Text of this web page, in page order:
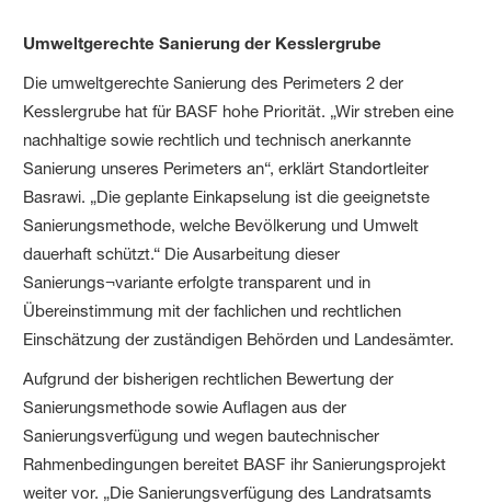
Umweltgerechte Sanierung der Kesslergrube
Die umweltgerechte Sanierung des Perimeters 2 der
Kesslergrube hat für BASF hohe Priorität. „Wir streben eine
nachhaltige sowie rechtlich und technisch anerkannte
Sanierung unseres Perimeters an“, erklärt Standortleiter
Basrawi. „Die geplante Einkapselung ist die geeignetste
Sanierungsmethode, welche Bevölkerung und Umwelt
dauerhaft schützt.“ Die Ausarbeitung dieser
Sanierungs¬variante erfolgte transparent und in
Übereinstimmung mit der fachlichen und rechtlichen
Einschätzung der zuständigen Behörden und Landesämter.
Aufgrund der bisherigen rechtlichen Bewertung der
Sanierungsmethode sowie Auflagen aus der
Sanierungsverfügung und wegen bautechnischer
Rahmenbedingungen bereitet BASF ihr Sanierungsprojekt
weiter vor. „Die Sanierungsverfügung des Landratsamts